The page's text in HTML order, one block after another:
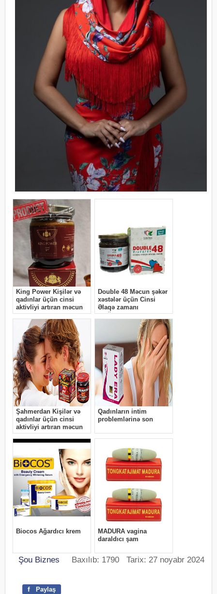
Şou Biznes Baxılıb: 1790 Tarix: 27 noyabr 2024
f Paylaş